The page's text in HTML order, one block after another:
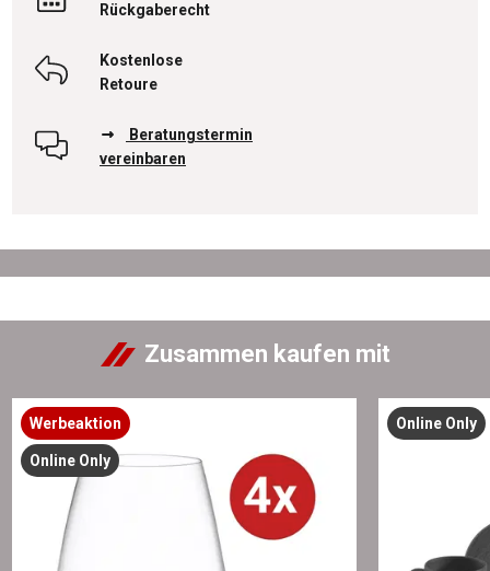
Rückgaberecht
Kostenlose
Retoure
Beratungstermin
vereinbaren
Zusammen kaufen mit
Werbeaktion
Online Only
Online Only